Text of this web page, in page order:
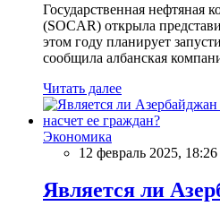
Государственная нефтяная
(SOCAR) открыла
этом году планирует
сообщила албанская
Читать далее
Экономика
12 февраль 2025, 18:26
Является ли